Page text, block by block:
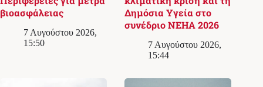
βιοασφάλειας
7 Αυγούστου 2026,
15:50
Δημόσια Υγεία στο
συνέδριο NEHA 2026
7 Αυγούστου 2026,
15:44